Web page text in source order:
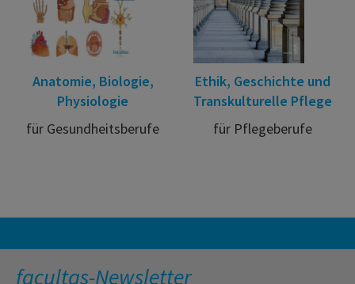
Anatomie, Biologie,
Physiologie
für Gesundheitsberufe
Ethik, Geschichte und
Transkulturelle Pflege
für Pflegeberufe
facultas-Newsletter